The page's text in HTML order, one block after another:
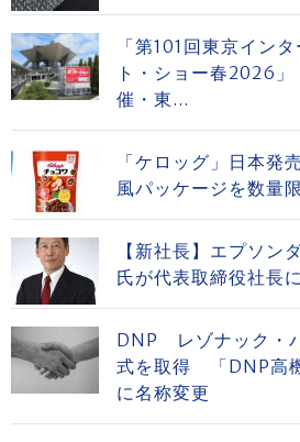
「第101回東京イン
ト・ショー春2026
催・東...
「ケロッグ」日本
風パッケージを数量
【新社長】エプソ
氏が代表取締役社長
DNP レゾナック・
式を取得 「DNP高
に名称変更